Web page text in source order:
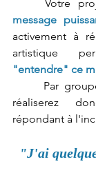
Votre
message
activement à
artistique
"entendre" ce
Par
réaliserez
répondant à
"J'ai